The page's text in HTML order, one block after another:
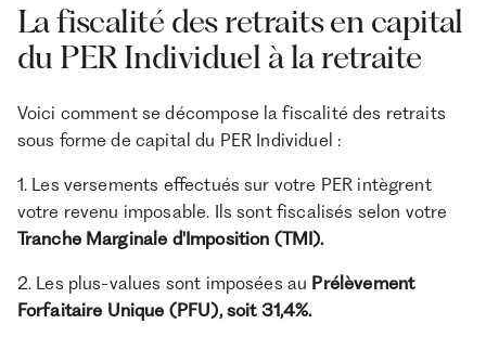
La fiscalité des retraits en capital
du PER Individuel à la retraite
Voici comment se décompose la fiscalité des retraits
sous forme de capital du PER Individuel :
1. Les versements effectués sur votre PER intègrent
votre revenu imposable. Ils sont fiscalisés selon votre
Tranche Marginale d'Imposition (TMI).
2. Les plus-values sont imposées au Prélèvement
Forfaitaire Unique (PFU), soit 31,4%.